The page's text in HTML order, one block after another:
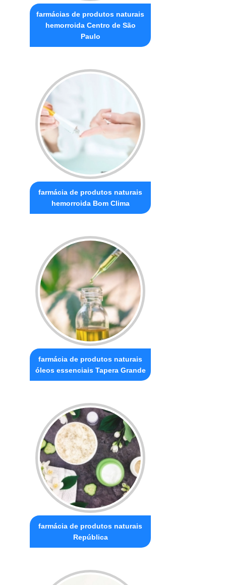
farmácias de produtos naturais
hemorroida Centro de São
Paulo
farmácia de produtos naturais
hemorroida Bom Clima
farmácia de produtos naturais
óleos essenciais Tapera Grande
farmácia de produtos naturais
República